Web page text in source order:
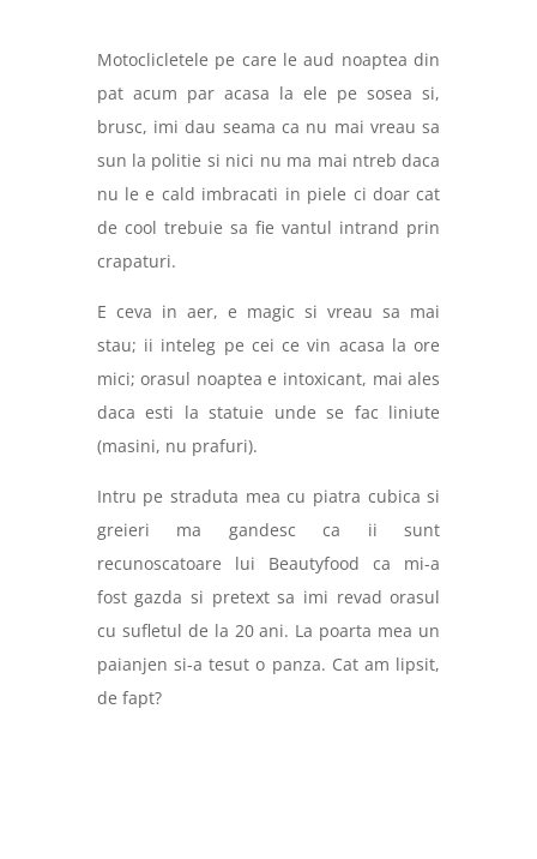
Motoclicletele pe care le aud noaptea din
pat acum par acasa la ele pe sosea si,
brusc, imi dau seama ca nu mai vreau sa
sun la politie si nici nu ma mai ntreb daca
nu le e cald imbracati in piele ci doar cat
de cool trebuie sa fie vantul intrand prin
crapaturi.
E ceva in aer, e magic si vreau sa mai
stau; ii inteleg pe cei ce vin acasa la ore
mici; orasul noaptea e intoxicant, mai ales
daca esti la statuie unde se fac liniute
(masini, nu prafuri).
Intru pe straduta mea cu piatra cubica si
greieri ma gandesc ca ii sunt
recunoscatoare lui Beautyfood ca mi-a
fost gazda si pretext sa imi revad orasul
cu sufletul de la 20 ani. La poarta mea un
paianjen si-a tesut o panza. Cat am lipsit,
de fapt?